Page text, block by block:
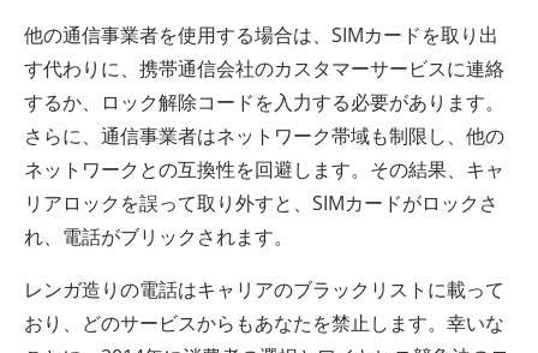
他の通信事業者を使用する場合は、SIMカードを取り出
す代わりに、携帯通信会社のカスタマーサービスに連絡
するか、ロック解除コードを入力する必要があります。
さらに、通信事業者はネットワーク帯域も制限し、他の
ネットワークとの互換性を回避します。その結果、キャ
リアロックを誤って取り外すと、SIMカードがロックさ
れ、電話がブリックされます。
レンガ造りの電話はキャリアのブラックリストに載って
おり、どのサービスからもあなたを禁止します。幸いな